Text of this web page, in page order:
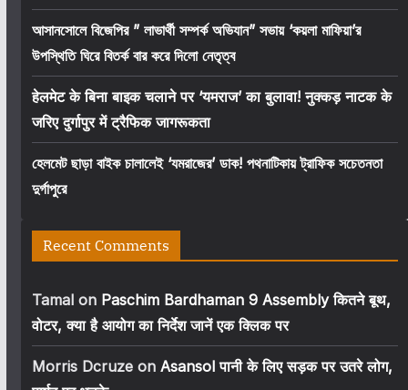
আসানসোলে বিজেপির ” লাভার্থী সম্পর্ক অভিযান” সভায় ‘কয়লা মাফিয়া’র
উপস্থিতি ঘিরে বিতর্ক বার করে দিলো নেতৃত্ব
हेलमेट के बिना बाइक चलाने पर ‘यमराज’ का बुलावा! नुक्कड़ नाटक के
जरिए दुर्गापुर में ट्रैफिक जागरूकता
হেলমেট ছাড়া বাইক চালালেই ‘যমরাজের’ ডাক! পথনাটিকায় ট্রাফিক সচেতনতা
দুর্গাপুরে
Recent Comments
Tamalon Paschim Bardhaman 9 Assembly कितने बूथ,
वोटर, क्या है आयोग का निर्देश जानें एक क्लिक पर
Morris Dcruzeon Asansol पानी के लिए सड़क पर उतरे लोग,